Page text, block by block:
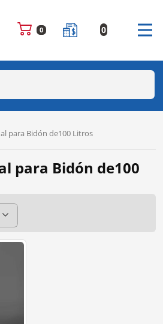
0 0
para Bidón de100 Litros
para Bidón de100